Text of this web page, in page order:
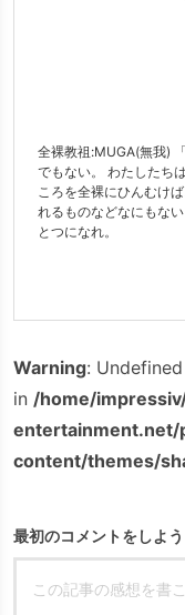
全裸教祖:MUGA(無我)
でもない。 わたしたち
ころを全裸にひんむけ
れるものなどなにもな
とつになれ。
Warning:
in /home/
content/themes/
最初のコメントをしよう